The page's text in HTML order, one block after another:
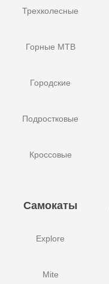
Трехколесные
Горные MTB
Городские
Подростковые
Кроссовые
Самокаты
Explore
Mite